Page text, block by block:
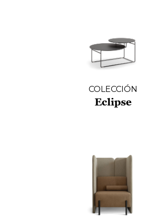
COLECCIÓN
Eclipse